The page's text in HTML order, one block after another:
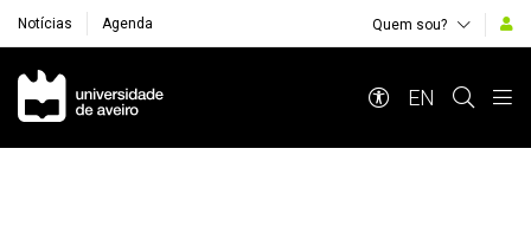
Notícias Agenda Quem sou?
Navegação Principal
EN